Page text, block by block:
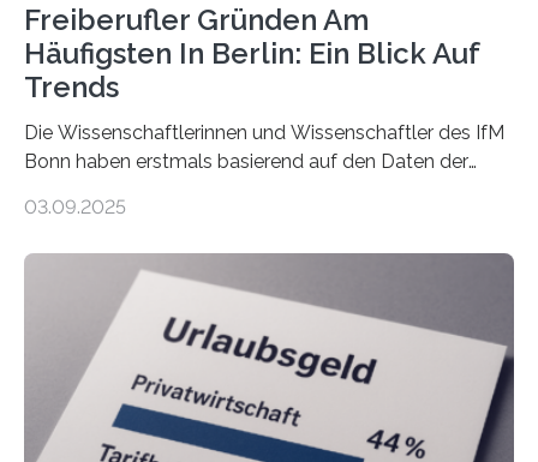
Freiberufler Gründen Am
Häufigsten In Berlin: Ein Blick Auf
Trends
Die Wissenschaftlerinnen und Wissenschaftler des IfM
Bonn haben erstmals basierend auf den Daten der
Landkreise mit den meisten Gründungen von
ist demnach Berlin. Betrachtet man nur die Gründungen
der Freiberuflerinnen, so liegt Leipzig an der Spitze. In
Berlin starteten in 2024 die meisten Personen in eine
eigene freiberufliche Existenz, dahinter folgten die
Städte Hamburg, München und Köln. Betrachtet man
hingegen die Existenzgründungsintensität – die Anzahl
der freiberuflichen Gründungen je…
03.09.2025